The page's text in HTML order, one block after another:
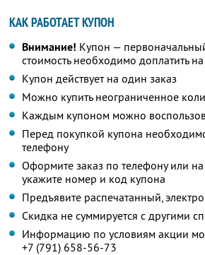
КАК РАБОТАЕТ КУПОН
Внимание! Купон —
стоимость необходимо доплатить
Купон действует на один заказ
Можно купить неограниченное
Каждым купоном можно
Перед покупкой купона
телефону
Оформите заказ по телефону или на
укажите номер и код купона
Предъявите распечатанный,
Скидка не суммируется с другими
Информацию по условиям акции
+7 (791) 658-56-73